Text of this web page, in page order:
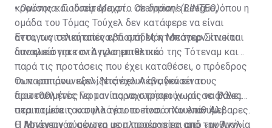
κρούσης και ιδιαίτερα στο Champions League, όπου η
ομάδα του Τόμας Τούχελ δεν κατάφερε να είναι
ανταγωνιστική απέναντι στη Μάντσεστερ Σίτι και
αποκλείστηκε στα προημιτελικά.
•Ομόνοια: Γιούσεφ Μεχρί... σε δράση! (ΒΙΝΤΕΟ)
Έτσι, τις τελευταίες εβδομάδες η Μπάγερν κινείται
δυναμικά για τον Άγγλο επιθετικό της Τότεναμ και
παρά τις προτάσεις που έχει καταθέσει, ο πρόεδρος
των «σπιρουνιών», Ντάνιελ Λέβι, δεν είναι
διατεθειμένος να τον παραχωρήσει χωρίς να βάλει
στα ταμεία του συλλόγου το ποσό που επιθυμεί.
Οι παραπάνω εξελίξεις έχουν αναγκάσει τους
πρωταθλητές Γερμανίας να στραφούν και σε άλλες
περιπτώσεις και μια τέτοια είναι ο Χουλιάν Άλβαρες.
Η Μπάγερν σύμφωνα με πληροφορίες από την Αγγλία
Ο Αργεντινός σέντερ φορ προέρχεται από «μυθική»